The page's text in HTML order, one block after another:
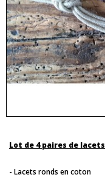
Lot de 4 paires de lacets
- Lacets ronds en coton